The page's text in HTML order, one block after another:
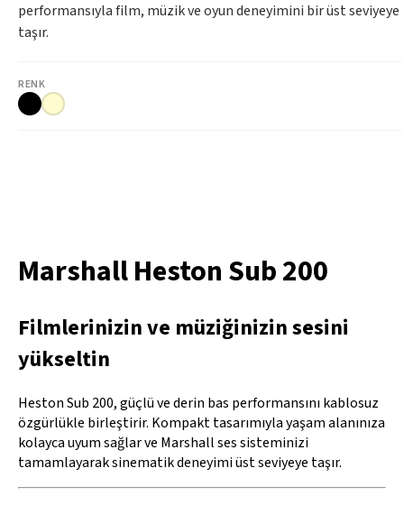
performansıyla film, müzik ve oyun deneyimini bir üst seviyeye
taşır.
RENK
Marshall Heston Sub 200
Filmlerinizin ve müziğinizin sesini
yükseltin
Heston Sub 200, güçlü ve derin bas performansını kablosuz
özgürlükle birleştirir. Kompakt tasarımıyla yaşam alanınıza
kolayca uyum sağlar ve Marshall ses sisteminizi
tamamlayarak sinematik deneyimi üst seviyeye taşır.